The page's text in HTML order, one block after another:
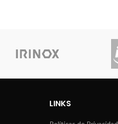
LINKS